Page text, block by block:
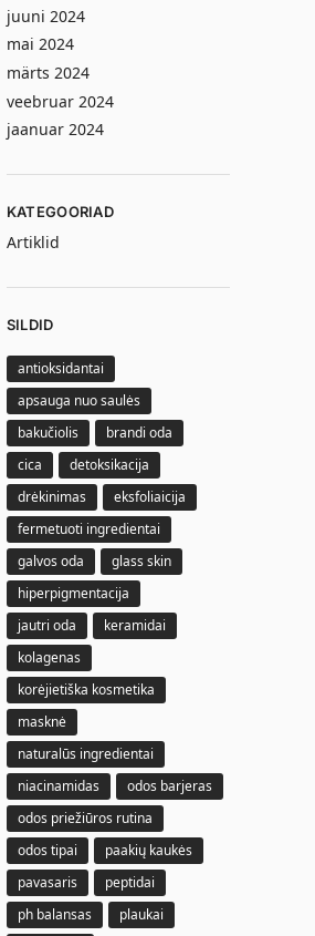
juuni 2024
mai 2024
märts 2024
veebruar 2024
jaanuar 2024
KATEGOORIAD
Artiklid
SILDID
antioksidantai
apsauga nuo saulės
bakučiolis
brandi oda
cica
detoksikacija
drėkinimas
eksfoliaicija
fermetuoti ingredientai
galvos oda
glass skin
hiperpigmentacija
jautri oda
keramidai
kolagenas
korėjietiška kosmetika
masknė
naturalūs ingredientai
niacinamidas
odos barjeras
odos priežiūros rutina
odos tipai
paakių kaukės
pavasaris
peptidai
ph balansas
plaukai